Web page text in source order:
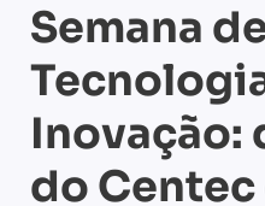
Semana
Inovação:
do